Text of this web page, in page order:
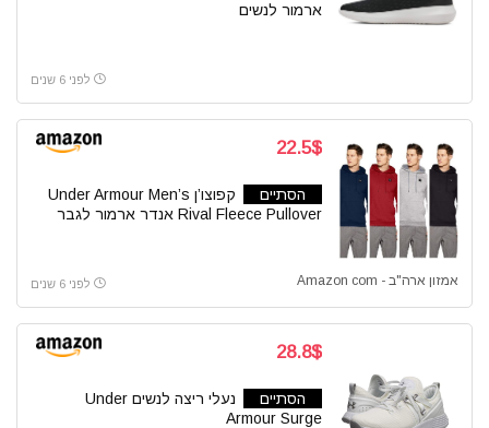
ארמור לנשים
לפני 6 שנים
22.5$
הסתיים
קפוצו’ן Under Armour Men’s
Rival Fleece Pullover אנדר ארמור לגבר
אמזון ארה"ב - Amazon com לפני 6 שנים
28.8$
הסתיים
נעלי ריצה לנשים Under
Armour Surge